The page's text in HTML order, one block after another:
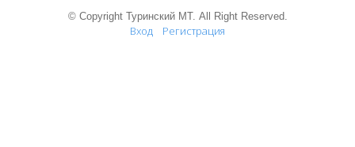
© Copyright Туринский МТ. All Right Reserved.
Вход Регистрация